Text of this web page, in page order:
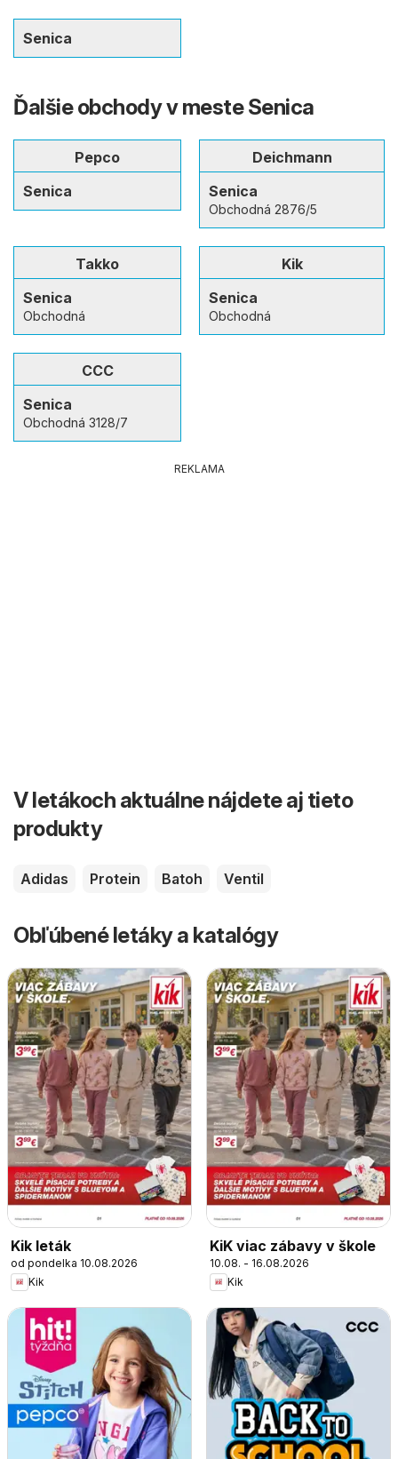
Senica
Ďalšie obchody v meste Senica
Pepco
Senica
Deichmann
Senica
Obchodná 2876/5
Takko
Senica
Obchodná
Kik
Senica
Obchodná
CCC
Senica
Obchodná 3128/7
REKLAMA
V letákoch aktuálne nájdete aj tieto
produkty
Adidas Protein Batoh Ventil
Obľúbené letáky a katalógy
Kik leták
od pondelka 10.08.2026
Kik
KiK viac zábavy v škole
10.08. - 16.08.2026
Kik